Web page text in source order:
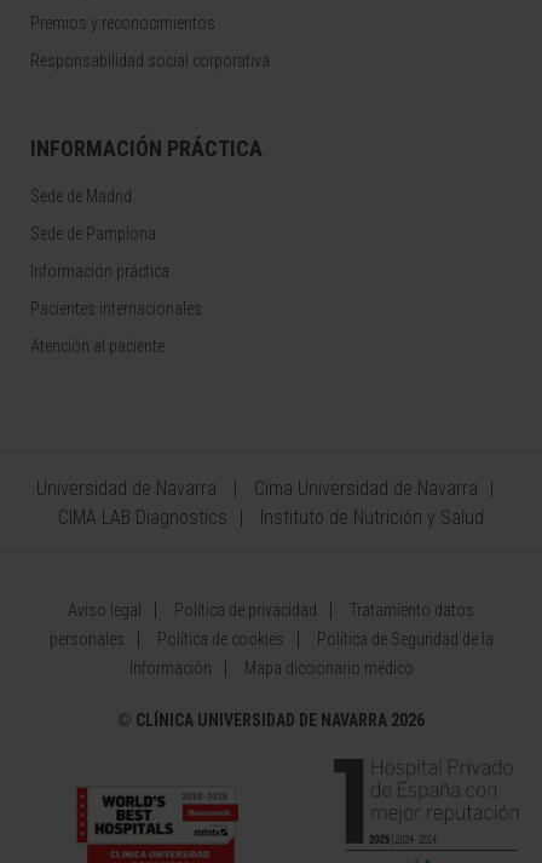
Premios y reconocimientos
Responsabilidad social corporativa
INFORMACIÓN PRÁCTICA
Sede de Madrid
Sede de Pamplona
Información práctica
Pacientes internacionales
Atención al paciente
Universidad de Navarra
Cima Universidad de Navarra
CIMA LAB Diagnostics
Instituto de Nutrición y Salud
Aviso legal Política de privacidad
Tratamiento datos
personales
Política de cookies
Política de Seguridad de la
Información
Mapa diccionario médico
© CLÍNICA UNIVERSIDAD DE NAVARRA 2026